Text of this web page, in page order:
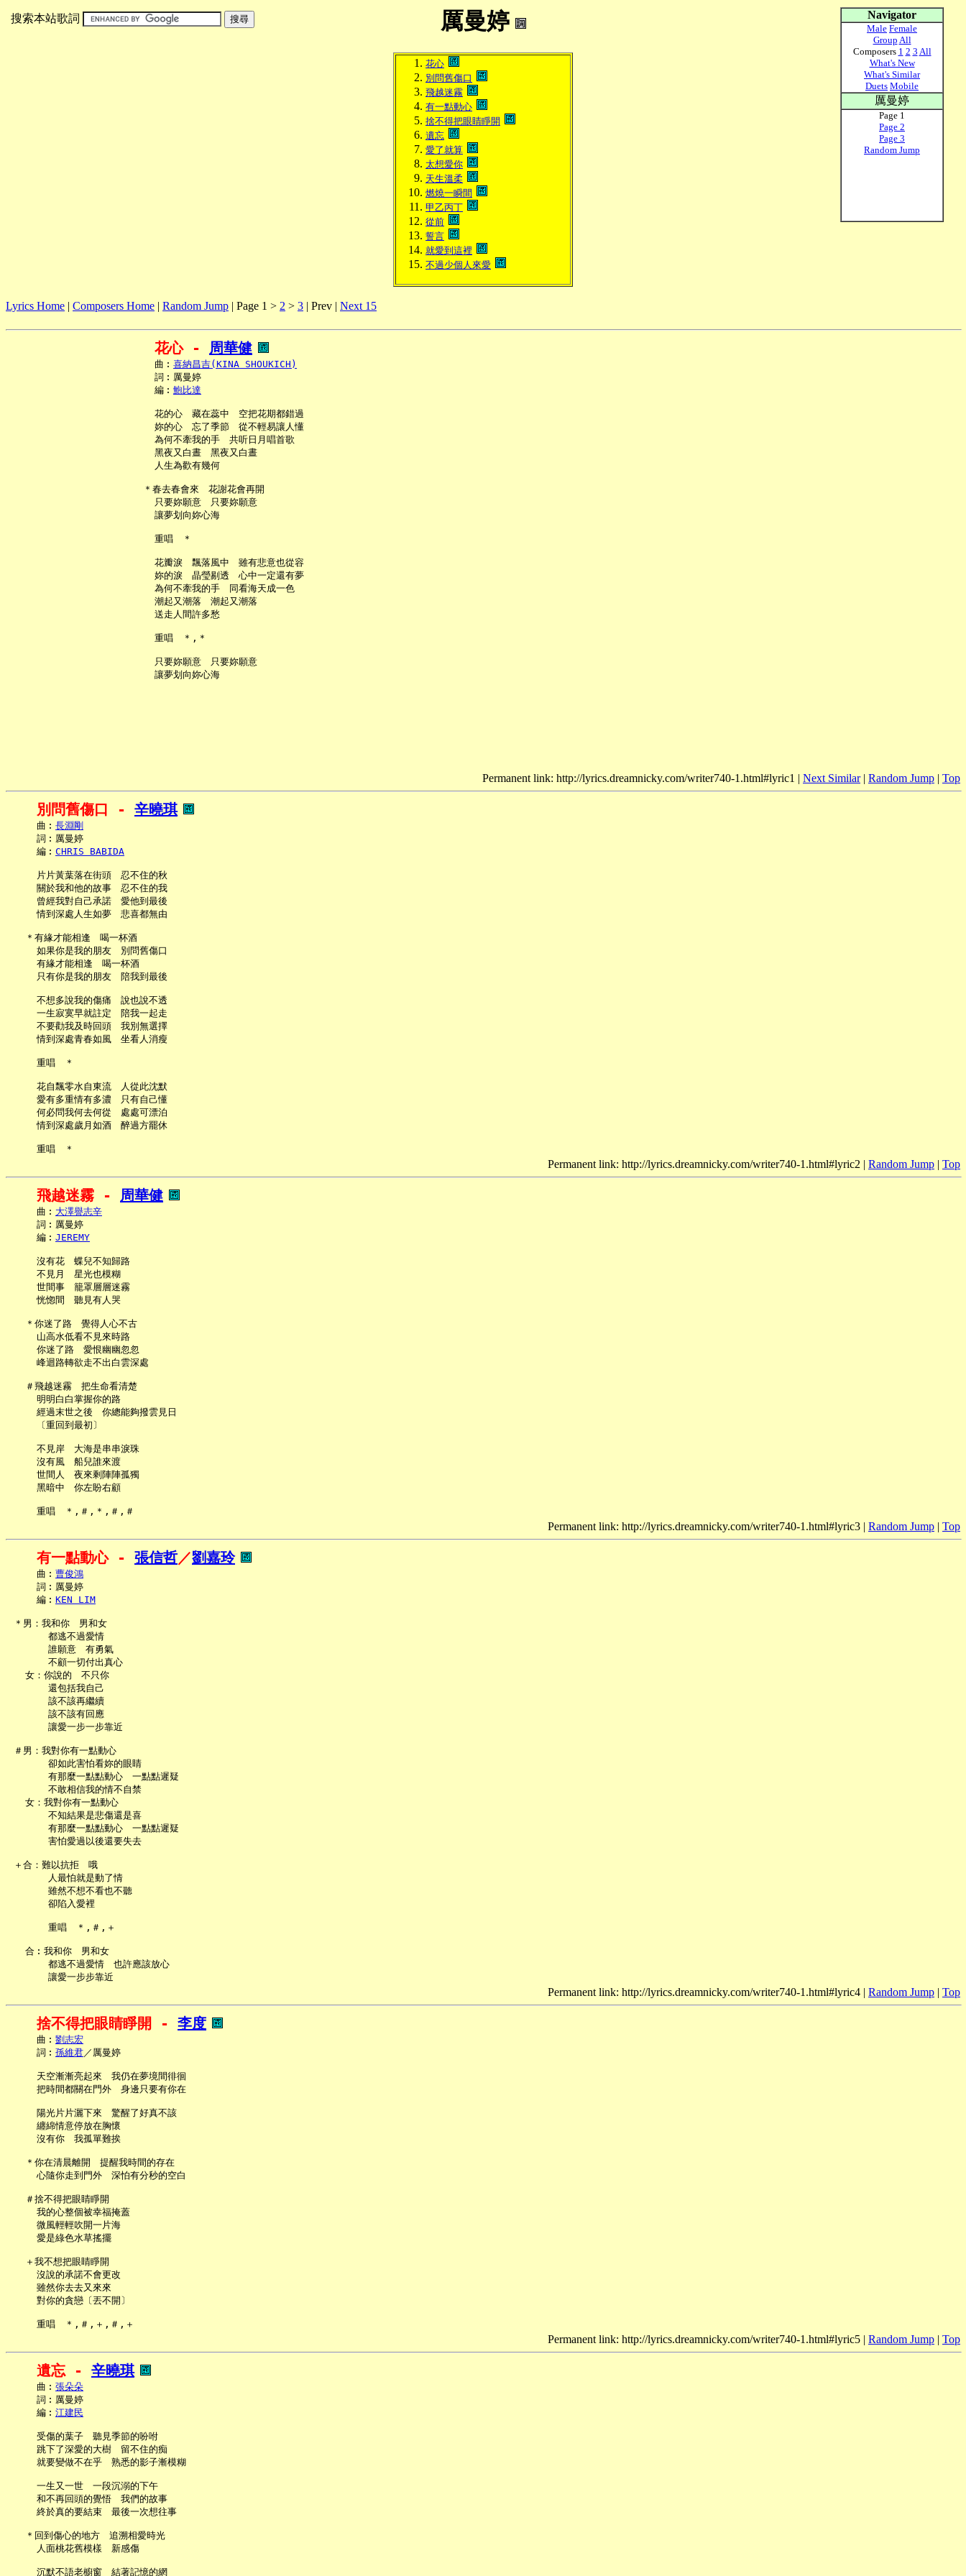
厲曼婷
搜索本站歌詞
花心
別問舊傷口
飛越迷霧
有一點動心
捨不得把眼睛睜開
遺忘
愛了就算
太想愛你
天生溫柔
燃燒一瞬間
甲乙丙丁
從前
誓言
就愛到這裡
不過少個人來愛
Lyrics Home | Composers Home | Random Jump | Page 1 > 2 > 3 | Prev | Next 15
花心 - 周華健
     曲︰
喜納昌吉(KINA SHOUKICH)
     詞︰厲曼婷
     編︰
鮑比達
     花的心　藏在蕊中　空把花期都錯過
     妳的心　忘了季節　從不輕易讓人懂
     為何不牽我的手　共听日月唱首歌
     黑夜又白晝　黑夜又白晝
     人生為歡有幾何
   ＊春去春會來　花謝花會再開
     只要妳願意　只要妳願意
     讓夢划向妳心海
     重唱　＊
     花瓣淚　飄落風中　雖有悲意也從容
     妳的淚　晶瑩剔透　心中一定還有夢
     為何不牽我的手　同看海天成一色
     潮起又潮落　潮起又潮落
     送走人間許多愁
     重唱　＊,＊
     只要妳願意　只要妳願意
Permanent link: http://lyrics.dreamnicky.com/writer740-1.html#lyric1 | Next Similar| Random Jump | Top
別問舊傷口 - 辛曉琪
     曲︰
長淵剛
     詞︰厲曼婷
     編︰
CHRIS BABIDA
     片片黃葉落在街頭　忍不住的秋
     關於我和他的故事　忍不住的我
     曾經我對自己承諾　愛他到最後
     情到深處人生如夢　悲喜都無由
   ＊有緣才能相逢　喝一杯酒
     如果你是我的朋友　別問舊傷口
     有緣才能相逢　喝一杯酒
     只有你是我的朋友　陪我到最後
     不想多說我的傷痛　說也說不透
     一生寂寞早就註定　陪我一起走
     不要勸我及時回頭　我別無選擇
     情到深處青春如風　坐看人消瘦
     重唱　＊
     花自飄零水自東流　人從此沈默
     愛有多重情有多濃　只有自己懂
     何必問我何去何從　處處可漂泊
     情到深處歲月如酒　醉過方罷休
Permanent link: http://lyrics.dreamnicky.com/writer740-1.html#lyric2 | Random Jump | Top
飛越迷霧 - 周華健
     曲︰
大澤譽志辛
     詞︰厲曼婷
     編︰
JEREMY
     沒有花　蝶兒不知歸路
     不見月　星光也模糊
     世間事　籠罩層層迷霧
     恍惚間　聽見有人哭
   ＊你迷了路　覺得人心不古
     山高水低看不見來時路
     你迷了路　愛恨幽幽忽忽
     峰迴路轉欲走不出白雲深處
   ＃飛越迷霧　把生命看清楚
     明明白白掌握你的路
     經過末世之後　你總能夠撥雲見日
     〔重回到最初〕
     不見岸　大海是串串淚珠
     沒有風　船兒誰來渡
     世間人　夜來剩陣陣孤獨
     黑暗中　你左盼右顧
Permanent link: http://lyrics.dreamnicky.com/writer740-1.html#lyric3 | Random Jump | Top
有一點動心 - 張信哲／劉嘉玲
     曲︰
曹俊鴻
     詞︰厲曼婷
     編︰
KEN LIM
＊男：我和你　男和女
       都逃不過愛情
       誰願意　有勇氣
       不顧一切付出真心
   女：你說的　不只你
       還包括我自己
       該不該再繼續
       該不該有回應
       讓愛一步一步靠近
＃男：我對你有一點動心
       卻如此害怕看妳的眼睛
       有那麼一點點動心　一點點遲疑
       不敢相信我的情不自禁
   女：我對你有一點動心
       不知結果是悲傷還是喜
       有那麼一點點動心　一點點遲疑
       害怕愛過以後還要失去
＋合：難以抗拒　哦
       人最怕就是動了情
       雖然不想不看也不聽
       卻陷入愛裡
       重唱　＊,＃,＋
   合︰我和你　男和女
       都逃不過愛情　也許應該放心
Permanent link: http://lyrics.dreamnicky.com/writer740-1.html#lyric4 | Random Jump | Top
捨不得把眼睛睜開 - 李度
     曲︰
劉志宏
     詞︰
孫維君／厲曼婷
     天空漸漸亮起來　我仍在夢境間徘徊
     把時間都關在門外　身邊只要有你在
     陽光片片灑下來　驚醒了好真不該
     纏綿情意停放在胸懷
     沒有你　我孤單難挨
   ＊你在清晨離開　提醒我時間的存在
     心隨你走到門外　深怕有分秒的空白
   ＃捨不得把眼睛睜開
     我的心整個被幸福掩蓋
     微風輕輕吹開一片海
     愛是綠色水草搖擺
   ＋我不想把眼睛睜開
     沒說的承諾不會更改
     雖然你去去又來來
     對你的貪戀〔丟不開〕
Permanent link: http://lyrics.dreamnicky.com/writer740-1.html#lyric5 | Random Jump | Top
遺忘 - 辛曉琪
     曲︰
張朵朵
     詞︰厲曼婷
     編︰
江建民
     受傷的葉子　聽見季節的吩咐
     跳下了深愛的大樹　留不住的痴
     就要變做不在乎　熟悉的影子漸模糊
     一生又一世　一段沉溺的下午
     和不再回頭的覺悟　我們的故事
     終於真的要結束　最後一次想往事
   ＊回到傷心的地方　追溯相愛時光
     人面桃花舊模樣　新感傷
     沉默不語老櫥窗　結著記憶的網
Navigator
Male Female
Group All
Composers 1 2 3 All
What's New
What's Similar
Duets Mobile
厲曼婷
Page 1
Page 2
Page 3
Random Jump